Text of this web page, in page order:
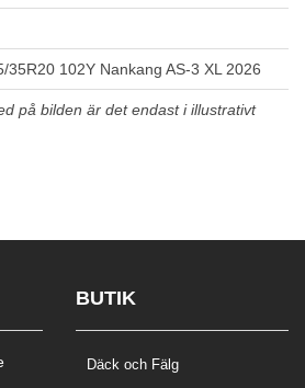
35R20 102Y Nankang AS-3 XL 2026
på bilden är det endast i illustrativt
BUTIK
Däck och Fälg